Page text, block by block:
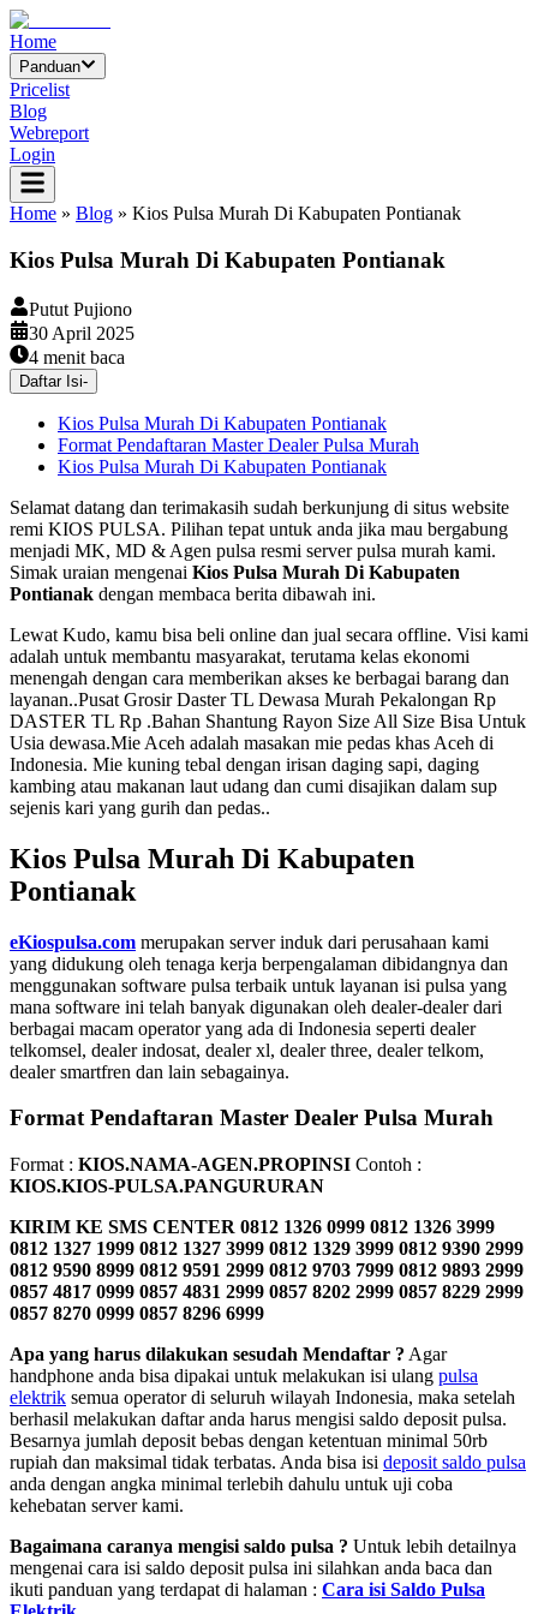
Home
Panduan
Pricelist
Blog
Webreport
Login
Home » Blog » Kios Pulsa Murah Di Kabupaten Pontianak
Kios Pulsa Murah Di Kabupaten Pontianak
Putut Pujiono
30 April 2025
4 menit baca
Daftar Isi-
Kios Pulsa Murah Di Kabupaten Pontianak
Format Pendaftaran Master Dealer Pulsa Murah
Kios Pulsa Murah Di Kabupaten Pontianak
Selamat datang dan terimakasih sudah berkunjung di situs website
remi KIOS PULSA. Pilihan tepat untuk anda jika mau bergabung
menjadi MK, MD & Agen pulsa resmi server pulsa murah kami.
Simak uraian mengenai Kios Pulsa Murah Di Kabupaten
Pontianak dengan membaca berita dibawah ini.
Lewat Kudo, kamu bisa beli online dan jual secara offline. Visi kami
adalah untuk membantu masyarakat, terutama kelas ekonomi
menengah dengan cara memberikan akses ke berbagai barang dan
layanan..Pusat Grosir Daster TL Dewasa Murah Pekalongan Rp
DASTER TL Rp .Bahan Shantung Rayon Size All Size Bisa Untuk
Usia dewasa.Mie Aceh adalah masakan mie pedas khas Aceh di
Indonesia. Mie kuning tebal dengan irisan daging sapi, daging
kambing atau makanan laut udang dan cumi disajikan dalam sup
sejenis kari yang gurih dan pedas..
Kios Pulsa Murah Di Kabupaten
Pontianak
eKiospulsa.com merupakan server induk dari perusahaan kami
yang didukung oleh tenaga kerja berpengalaman dibidangnya dan
menggunakan software pulsa terbaik untuk layanan isi pulsa yang
mana software ini telah banyak digunakan oleh dealer-dealer dari
berbagai macam operator yang ada di Indonesia seperti dealer
telkomsel, dealer indosat, dealer xl, dealer three, dealer telkom,
dealer smartfren dan lain sebagainya.
Format Pendaftaran Master Dealer Pulsa Murah
Format : KIOS.NAMA-AGEN.PROPINSI Contoh :
KIOS.KIOS-PULSA.PANGURURAN
KIRIM KE SMS CENTER 0812 1326 0999 0812 1326 3999
0812 1327 1999 0812 1327 3999 0812 1329 3999 0812 9390 2999
0812 9590 8999 0812 9591 2999 0812 9703 7999 0812 9893 2999
0857 4817 0999 0857 4831 2999 0857 8202 2999 0857 8229 2999
0857 8270 0999 0857 8296 6999
Apa yang harus dilakukan sesudah Mendaftar ? Agar
handphone anda bisa dipakai untuk melakukan isi ulang pulsa
elektrik semua operator di seluruh wilayah Indonesia, maka setelah
berhasil melakukan daftar anda harus mengisi saldo deposit pulsa.
Besarnya jumlah deposit bebas dengan ketentuan minimal 50rb
rupiah dan maksimal tidak terbatas. Anda bisa isi deposit saldo pulsa
anda dengan angka minimal terlebih dahulu untuk uji coba
kehebatan server kami.
Bagaimana caranya mengisi saldo pulsa ? Untuk lebih detailnya
mengenai cara isi saldo deposit pulsa ini silahkan anda baca dan
ikuti panduan yang terdapat di halaman : Cara isi Saldo Pulsa